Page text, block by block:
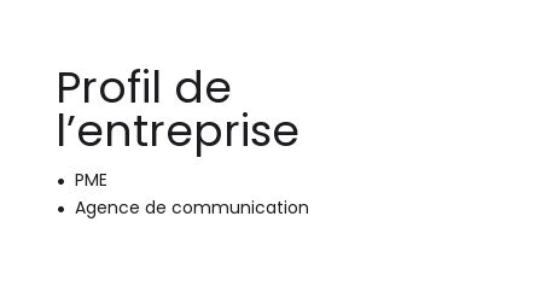
Profil de
l’entreprise
PME
Agence de communication